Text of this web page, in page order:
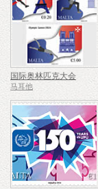
国际奥林匹克大会
马耳他